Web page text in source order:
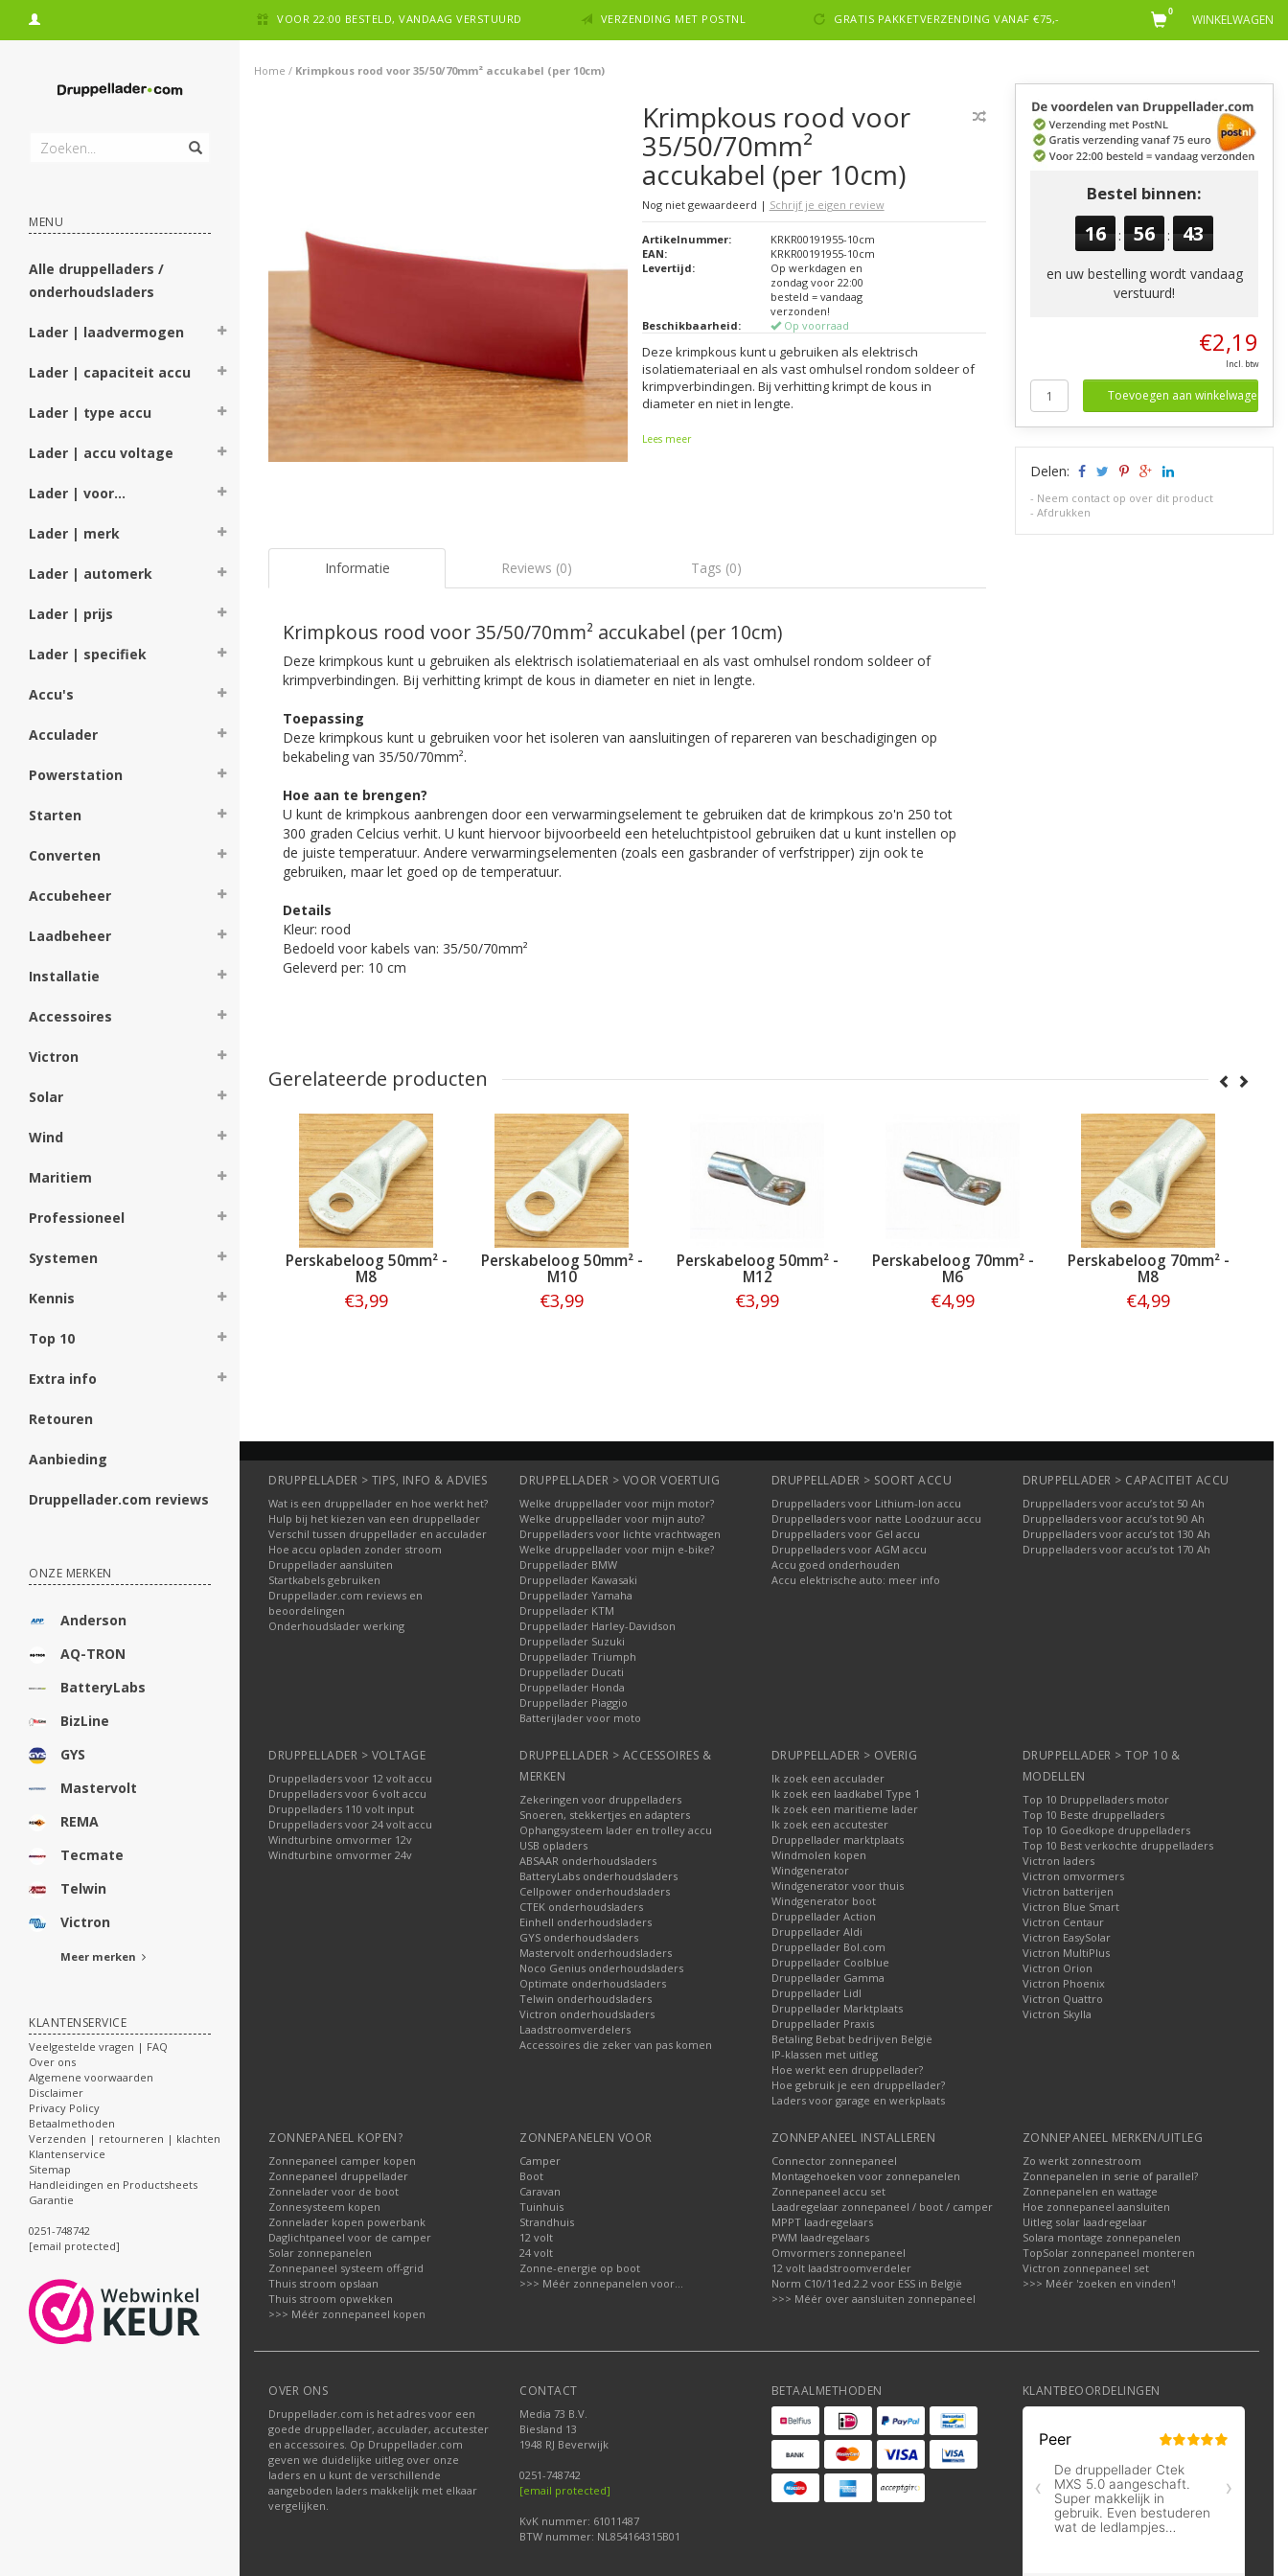
VOOR 22:00 BESTELD, VANDAAG VERSTUURD VERZENDING MET POSTNL GRATIS PAKKETVERZENDING VANAF €75,- WINKELWAGEN
0
MENU
Alle druppelladers /
onderhoudsladers
Lader | laadvermogen
Lader | capaciteit accu
Lader | type accu
Lader | accu voltage
Lader | voor...
Lader | merk
Lader | automerk
Lader | prijs
Lader | specifiek
Accu's
Acculader
Powerstation
Starten
Converten
Accubeheer
Laadbeheer
Installatie
Accessoires
Victron
Solar
Wind
Maritiem
Professioneel
Systemen
Kennis
Top 10
Extra info
Retouren
Aanbieding
Druppellader.com reviews
ONZE MERKEN
Anderson
AQ-TRON
BatteryLabs
BizLine
GYS
Mastervolt
REMA
Tecmate
Telwin
Victron
Meer merken
KLANTENSERVICE
Veelgestelde vragen | FAQ
Over ons
Algemene voorwaarden
Disclaimer
Privacy Policy
Betaalmethoden
Verzenden | retourneren | klachten
Klantenservice
Sitemap
Handleidingen en Productsheets
Garantie
0251-748742
[email protected]
Home / Krimpkous rood voor 35/50/70mm² accukabel (per 10cm)
Krimpkous rood voor
35/50/70mm²
accukabel (per 10cm)
Nog niet gewaardeerd | Schrijf je eigen review
Artikelnummer:
KRKR00191955-10cm
EAN:
KRKR00191955-10cm
Levertijd:
Op werkdagen en
zondag voor 22:00
besteld = vandaag
verzonden!
Beschikbaarheid:
Op voorraad
Deze krimpkous kunt u gebruiken als elektrisch
isolatiemateriaal en als vast omhulsel rondom soldeer of
krimpverbindingen. Bij verhitting krimpt de kous in
diameter en niet in lengte.
Lees meer
Informatie Reviews (0) Tags (0)
Krimpkous rood voor 35/50/70mm² accukabel (per 10cm)
Deze krimpkous kunt u gebruiken als elektrisch isolatiemateriaal en als vast omhulsel rondom soldeer of
krimpverbindingen. Bij verhitting krimpt de kous in diameter en niet in lengte.
Toepassing
Deze krimpkous kunt u gebruiken voor het isoleren van aansluitingen of repareren van beschadigingen op
bekabeling van 35/50/70mm².
Hoe aan te brengen?
U kunt de krimpkous aanbrengen door een verwarmingselement te gebruiken dat de krimpkous zo'n 250 tot
300 graden Celcius verhit. U kunt hiervoor bijvoorbeeld een heteluchtpistool gebruiken dat u kunt instellen op
de juiste temperatuur. Andere verwarmingselementen (zoals een gasbrander of verfstripper) zijn ook te
gebruiken, maar let goed op de temperatuur.
Details
Kleur: rood
Bedoeld voor kabels van: 35/50/70mm²
Geleverd per: 10 cm
Bestel binnen:
16 : 56 : 43
en uw bestelling wordt vandaag
verstuurd!
€2,19
Incl. btw
Toevoegen aan winkelwagen
Delen:
- Neem contact op over dit product
-Afdrukken
Gerelateerde producten
Perskabeloog 50mm² -
Perskabeloog 50mm² -
M8
€3,99
Perskabeloog 50mm² -
M10
€3,99
Perskabeloog 50mm² -
M12
€3,99
Perskabeloog 70mm² -
M6
€4,99
Perskabeloog 70mm² -
M8
€4,99
DRUPPELLADER > TIPS, INFO & ADVIES
Wat is een druppellader en hoe werkt het?
Hulp bij het kiezen van een druppellader
Verschil tussen druppellader en acculader
Hoe accu opladen zonder stroom
Druppellader aansluiten
Startkabels gebruiken
Druppellader.com reviews en
beoordelingen
Onderhoudslader werking
DRUPPELLADER > VOOR VOERTUIG
Welke druppellader voor mijn motor?
Welke druppellader voor mijn auto?
Druppelladers voor lichte vrachtwagen
Welke druppellader voor mijn e-bike?
Druppellader BMW
Druppellader Kawasaki
Druppellader Yamaha
Druppellader KTM
Druppellader Harley-Davidson
Druppellader Suzuki
Druppellader Triumph
Druppellader Ducati
Druppellader Honda
Druppellader Piaggio
Batterijlader voor moto
DRUPPELLADER > SOORT ACCU
Druppelladers voor Lithium-Ion accu
Druppelladers voor natte Loodzuur accu
Druppelladers voor Gel accu
Druppelladers voor AGM accu
Accu goed onderhouden
Accu elektrische auto: meer info
DRUPPELLADER > CAPACITEIT ACCU
Druppelladers voor accu’s tot 50 Ah
Druppelladers voor accu’s tot 90 Ah
Druppelladers voor accu’s tot 130 Ah
Druppelladers voor accu’s tot 170 Ah
DRUPPELLADER > VOLTAGE
Druppelladers voor 12 volt accu
Druppelladers voor 6 volt accu
Druppelladers 110 volt input
Druppelladers voor 24 volt accu
Windturbine omvormer 12v
Windturbine omvormer 24v
DRUPPELLADER > ACCESSOIRES &
MERKEN
Zekeringen voor druppelladers
Snoeren, stekkertjes en adapters
Ophangsysteem lader en trolley accu
USB opladers
ABSAAR onderhoudsladers
BatteryLabs onderhoudsladers
Cellpower onderhoudsladers
CTEK onderhoudsladers
Einhell onderhoudsladers
GYS onderhoudsladers
Mastervolt onderhoudsladers
Noco Genius onderhoudsladers
Optimate onderhoudsladers
Telwin onderhoudsladers
Victron onderhoudsladers
Laadstroomverdelers
Accessoires die zeker van pas komen
DRUPPELLADER > OVERIG
Ik zoek een acculader
Ik zoek een laadkabel Type 1
Ik zoek een maritieme lader
Ik zoek een accutester
Druppellader marktplaats
Windmolen kopen
Windgenerator
Windgenerator voor thuis
Windgenerator boot
Druppellader Action
Druppellader Aldi
Druppellader Bol.com
Druppellader Coolblue
Druppellader Gamma
Druppellader Lidl
Druppellader Marktplaats
Druppellader Praxis
Betaling Bebat bedrijven België
IP-klassen met uitleg
Hoe werkt een druppellader?
Hoe gebruik je een druppellader?
Laders voor garage en werkplaats
DRUPPELLADER > TOP 10 &
MODELLEN
Top 10 Druppelladers motor
Top 10 Beste druppelladers
Top 10 Goedkope druppelladers
Top 10 Best verkochte druppelladers
Victron laders
Victron omvormers
Victron batterijen
Victron Blue Smart
Victron Centaur
Victron EasySolar
Victron MultiPlus
Victron Orion
Victron Phoenix
Victron Quattro
Victron Skylla
ZONNEPANEEL KOPEN?
Zonnepaneel camper kopen
Zonnepaneel druppellader
Zonnelader voor de boot
Zonnesysteem kopen
Zonnelader kopen powerbank
Daglichtpaneel voor de camper
Solar zonnepanelen
Zonnepaneel systeem off-grid
Thuis stroom opslaan
Thuis stroom opwekken
>>> Méér zonnepaneel kopen
ZONNEPANELEN VOOR
Camper
Boot
Caravan
Tuinhuis
Strandhuis
12 volt
24 volt
Zonne-energie op boot
>>> Méér zonnepanelen voor...
ZONNEPANEEL INSTALLEREN
Connector zonnepaneel
Montagehoeken voor zonnepanelen
Zonnepaneel accu set
Laadregelaar zonnepaneel / boot / camper
MPPT laadregelaars
PWM laadregelaars
Omvormers zonnepaneel
12 volt laadstroomverdeler
Norm C10/11ed.2.2 voor ESS in België
>>> Méér over aansluiten zonnepaneel
ZONNEPANEEL MERKEN/UITLEG
Zo werkt zonnestroom
Zonnepanelen in serie of parallel?
Zonnepanelen en wattage
Hoe zonnepaneel aansluiten
Uitleg solar laadregelaar
Solara montage zonnepanelen
TopSolar zonnepaneel monteren
Victron zonnepaneel set
>>> Méér 'zoeken en vinden'!
OVER ONS
Druppellader.com is het adres voor een
goede druppellader, acculader, accutester
en accessoires. Op Druppellader.com
geven we duidelijke uitleg over onze
laders en u kunt de verschillende
aangeboden laders makkelijk met elkaar
vergelijken.
CONTACT
Media 73 B.V.
Biesland 13
1948 RJ Beverwijk
0251-748742
[email protected]
KvK nummer: 61011487
BTW nummer: NL854164315B01
BETAALMETHODEN KLANTBEOORDELINGEN